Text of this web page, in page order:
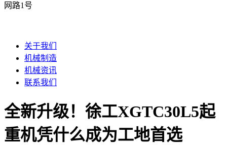
网路1号
关于我们
机械制造
机械资讯
联系我们
全新升级！徐工XGTC30L5起
重机凭什么成为工地首选